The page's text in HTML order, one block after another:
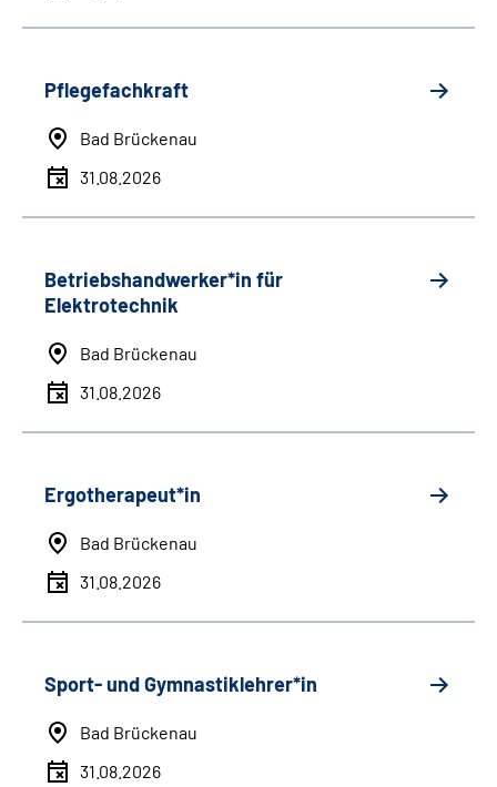
Pflegefachkraft
Bad Brückenau
31.08.2026
Betriebshandwerker*in für
Elektrotechnik
Bad Brückenau
31.08.2026
Ergotherapeut*in
Bad Brückenau
31.08.2026
Sport- und Gymnastiklehrer*in
Bad Brückenau
31.08.2026